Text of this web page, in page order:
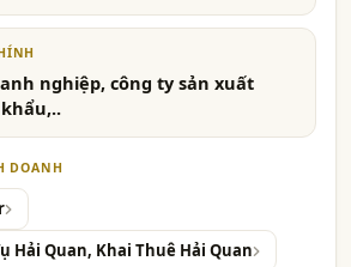
nghiệp, công ty sản xuất
DOANH
Hải Quan, Khai Thuê Hải Quan